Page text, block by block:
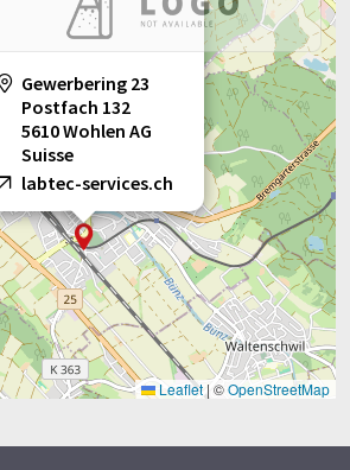
Gewerbering 23
Postfach 132
5610 Wohlen AG
Suisse
labtec-services.ch
Leaflet | ©OpenStreetMap